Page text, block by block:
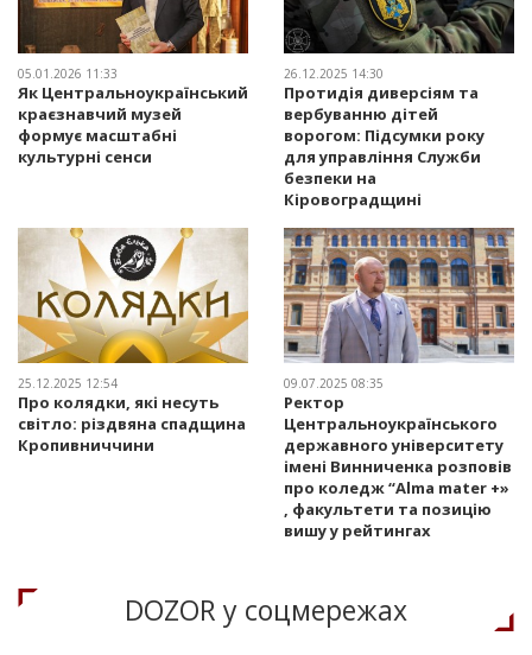
05.01.2026 11:33
Як Центральноукраїнський
краєзнавчий музей
формує масштабні
культурні сенси
26.12.2025 14:30
Протидія диверсіям та
вербуванню дітей
ворогом: Підсумки року
для управління Служби
безпеки на
Кіровоградщині
25.12.2025 12:54
Про колядки, які несуть
світло: різдвяна спадщина
Кропивниччини
09.07.2025 08:35
Ректор
Центральноукраїнського
державного університету
імені Винниченка розповів
про коледж “Alma mater +»
, факультети та позицію
вишу у рейтингах
DOZOR у соцмережах